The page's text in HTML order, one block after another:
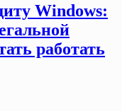
Windows:
работать